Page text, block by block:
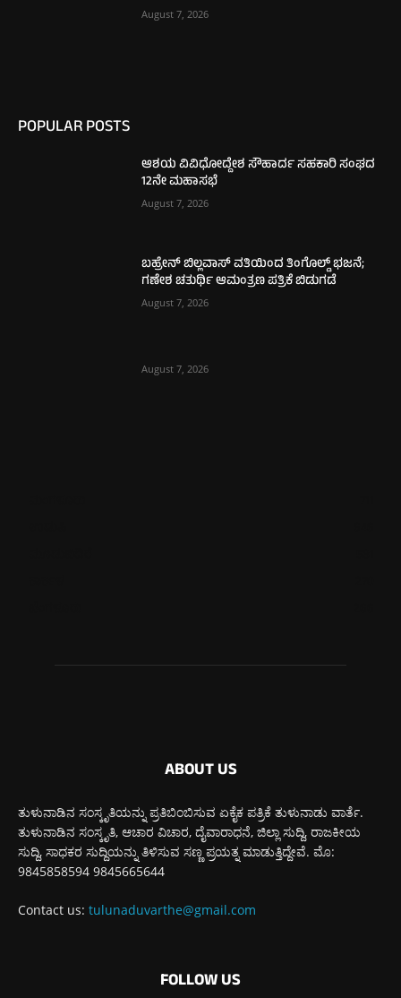
August 7, 2026
POPULAR POSTS
ಆಶಯ ವಿವಿಧೋದ್ದೇಶ ಸೌಹಾರ್ದ ಸಹಕಾರಿ ಸಂಘದ
12ನೇ ಮಹಾಸಭೆ
August 7, 2026
ಬಹ್ರೇನ್ ಬಿಲ್ಲವಾಸ್ ವತಿಯಿಂದ ತಿಂಗೊಲ್ಡ್ ಭಜನೆ;
ಗಣೇಶ ಚತುರ್ಥಿ ಆಮಂತ್ರಣ ಪತ್ರಿಕೆ ಬಿಡುಗಡೆ
August 7, 2026
August 7, 2026
ABOUT US
ತುಳುನಾಡಿನ ಸಂಸ್ಕೃತಿಯನ್ನು ಪ್ರತಿಬಿಂಬಿಸುವ ಏಕೈಕ ಪತ್ರಿಕೆ ತುಳುನಾಡು ವಾರ್ತೆ.
ತುಳುನಾಡಿನ ಸಂಸ್ಕೃತಿ, ಆಚಾರ ವಿಚಾರ, ದೈವಾರಾಧನೆ, ಜಿಲ್ಲಾ ಸುದ್ದಿ, ರಾಜಕೀಯ
ಸುದ್ದಿ, ಸಾಧಕರ ಸುದ್ದಿಯನ್ನು ತಿಳಿಸುವ ಸಣ್ಣ ಪ್ರಯತ್ನ ಮಾಡುತ್ತಿದ್ದೇವೆ. ಮೊ:
9845858594 9845665644
Contact us: tulunaduvarthe@gmail.com
FOLLOW US